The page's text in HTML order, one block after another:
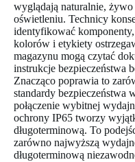
wyglądają naturalnie,
oświetleniu. Technicy
identyfikować
kolorów i etykiety
magazynu mogą czytać
instrukcje bezpieczeństwa
Znacząco poprawia to
standardy bezpieczeństwa
połączenie wybitnej
ochrony IP65 tworzy
długoterminową. To
zarówno najwyższą
długoterminową